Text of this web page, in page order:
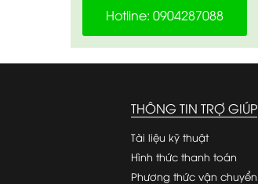
Hotline: 0904287088
THÔNG TIN TRỢ GIÚP
Tài liệu kỹ thuật
Hình thức thanh toán
Phương thức vận chuyển